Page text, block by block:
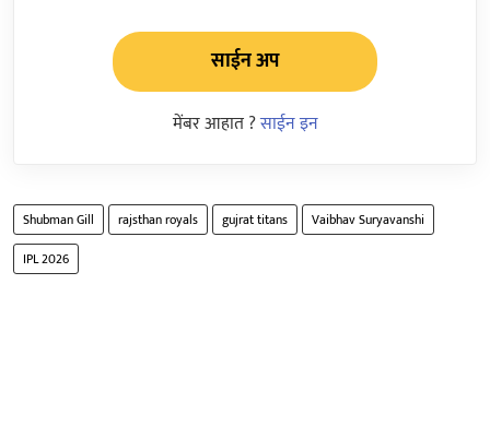
साईन अप
मेंबर आहात ?साईन इन
Shubman Gill rajsthan royals gujrat titans
Vaibhav Suryavanshi
IPL 2026